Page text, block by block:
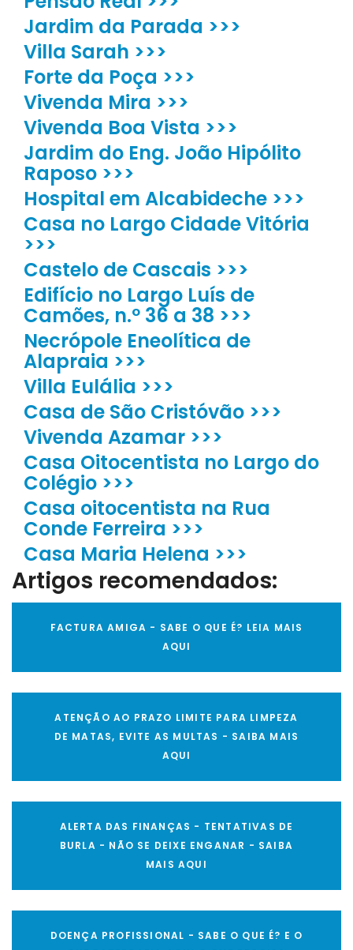
Jardim da Parada >>>
Villa Sarah >>>
Forte da Poça >>>
Vivenda Mira >>>
Vivenda Boa Vista >>>
Jardim do Eng. João Hipólito
Raposo >>>
Hospital em Alcabideche >>>
Casa no Largo Cidade Vitória
>>>
Castelo de Cascais >>>
Edifício no Largo Luís de
Camões, n.º 36 a 38 >>>
Necrópole Eneolítica de
Alapraia >>>
Villa Eulália >>>
Casa de São Cristóvão >>>
Vivenda Azamar >>>
Casa Oitocentista no Largo do
Colégio >>>
Casa oitocentista na Rua
Conde Ferreira >>>
Casa Maria Helena >>>
Artigos recomendados:
FACTURA AMIGA - SABE O QUE É? LEIA MAIS
AQUI
ATENÇÃO AO PRAZO LIMITE PARA LIMPEZA
DE MATAS, EVITE AS MULTAS - SAIBA MAIS
AQUI
ALERTA DAS FINANÇAS - TENTATIVAS DE
BURLA - NÃO SE DEIXE ENGANAR - SAIBA
MAIS AQUI
DOENÇA PROFISSIONAL - SABE O QUE É? E O